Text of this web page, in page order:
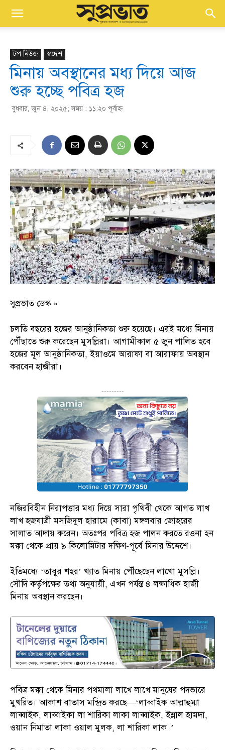
টপ নিউজ স্বদেশ
মিনায় অবস্থানের মধ্য দিয়ে আজ
শুরু হচ্ছে পবিত্র হজ
বুধবার, জুন ৪, ২০২৫; সময় : ১১:২০ পূর্বাহ্ণ
সুপ্রভাত ডেস্ক »
চলতি বছরের হজের আনুষ্ঠানিকতা শুরু হয়েছে। এরই মধ্যে মিনায়
পৌঁছাতে শুরু করেছেন মুসল্লিরা। আগামীকাল ৫ জুন পালিত হবে
হজের মূল আনুষ্ঠানিকতা, ইয়াওমে আরাফা বা আরাফায় অবস্থান
করবেন হাজীরা।
---------
নজিরবিহীন নিরাপত্তার মধ্য দিয়ে সারা পৃথিবী থেকে আগত লাখ
লাখ হজযাত্রী মসজিদুল হারামে (কাবা) মঙ্গলবার জোহরের
সালাত আদায় করেন। অতঃপর পবিত্র হজ পালন করতে রওনা হন
মক্কা থেকে প্রায় ৯ কিলোমিটার দক্ষিণ-পূর্বে মিনার উদ্দেশে।
ইতিমধ্যে ‘তাবুর শহর’ খ্যাত মিনায় পৌঁছেছেন লাখো মুসল্লি।
সৌদি কর্তৃপক্ষের তথ্য অনুযায়ী, এখন পর্যন্ত ৪ লক্ষাধিক হাজী
মিনায় অবস্থান করছেন।
পবিত্র মক্কা থেকে মিনার পথমালা লাখে লাখে মানুষের পদভারে
মুখরিত। আকাশ বাতাস মন্দ্রিত করছে—‘লাব্বাইক আল্লাহুম্মা
লাব্বাইক, লাব্বাইকা লা শারিকা লাকা লাব্বাইক, ইন্নাল হামদা,
ওয়ান নিমাতা লাকা ওয়াল মুলক, লা শারিকা লাক।’